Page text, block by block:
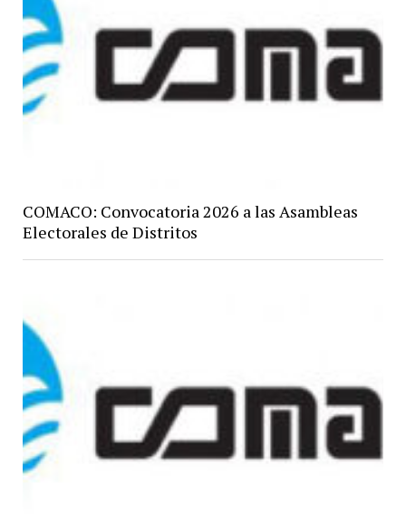
COMACO: Convocatoria 2026 a las Asambleas
Electorales de Distritos